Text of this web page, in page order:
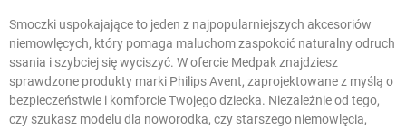
Smoczki uspokajające to jeden z najpopularniejszych akcesoriów
niemowlęcych, który pomaga maluchom zaspokoić naturalny odruch
ssania i szybciej się wyciszyć. W ofercie Medpak znajdziesz
sprawdzone produkty marki Philips Avent, zaprojektowane z myślą o
bezpieczeństwie i komforcie Twojego dziecka. Niezależnie od tego,
czy szukasz modelu dla noworodka, czy starszego niemowlęcia,